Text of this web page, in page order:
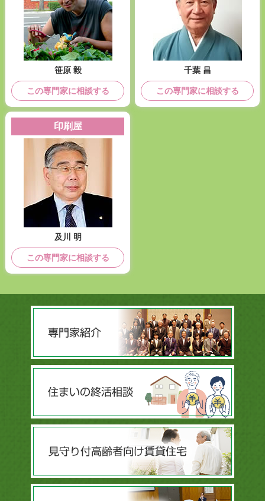
笹原 毅
この専門家に相談する
千葉 昌
この専門家に相談する
印刷屋
及川 明
この専門家に相談する